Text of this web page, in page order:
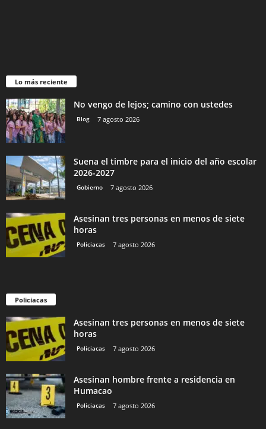
Lo más reciente
No vengo de lejos; camino con ustedes
Blog 7 agosto 2026
Suena el timbre para el inicio del año escolar
2026-2027
Gobierno 7 agosto 2026
Asesinan tres personas en menos de siete
horas
Policiacas 7 agosto 2026
Policiacas
Asesinan tres personas en menos de siete
horas
Policiacas 7 agosto 2026
Asesinan hombre frente a residencia en
Humacao
Policiacas 7 agosto 2026